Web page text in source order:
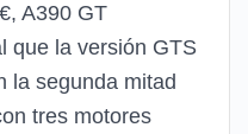
A390 GT
que la versión GTS
la segunda mitad
tres motores